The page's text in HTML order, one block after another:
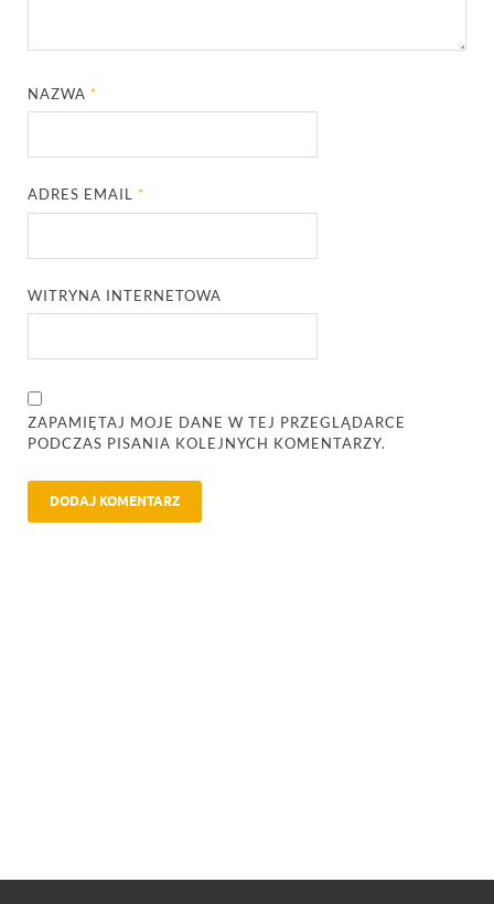
NAZWA*
ADRES EMAIL*
WITRYNA INTERNETOWA
ZAPAMIĘTAJ MOJE DANE W TEJ PRZEGLĄDARCE
PODCZAS PISANIA KOLEJNYCH KOMENTARZY.